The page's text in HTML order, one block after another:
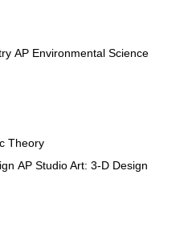
AP Environmental Science
Theory
AP Studio Art: 3-D Design